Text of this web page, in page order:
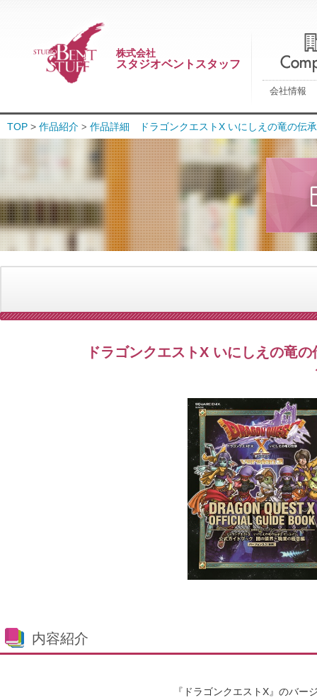
株式会社
スタジオベントスタッフ
会社情報
TOP > 作品紹介 > 作品詳細 ドラゴンクエストX いにしえの竜の伝
ドラゴンクエストX いにしえの竜
内容紹介
『ドラゴンクエストX』のバ